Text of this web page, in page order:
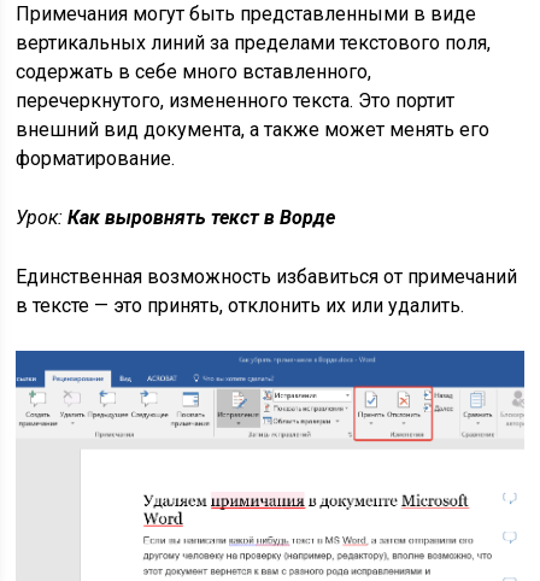
Примечания могут быть представленными в виде
вертикальных линий за пределами текстового поля,
содержать в себе много вставленного,
перечеркнутого, измененного текста. Это портит
внешний вид документа, а также может менять его
форматирование.
Урок:Как выровнять текст в Ворде
Единственная возможность избавиться от примечаний
в тексте — это принять, отклонить их или удалить.